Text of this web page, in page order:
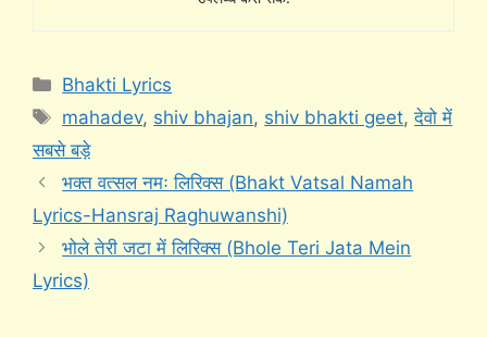
Categories
Bhakti Lyrics
Tags
mahadev, shiv bhajan, shiv bhakti geet,देवो में
सबसे बड़े
भक्त वत्सल नमः लिरिक्स (Bhakt Vatsal Namah
Lyrics-Hansraj Raghuwanshi)
भोले तेरी जटा में लिरिक्स (Bhole Teri Jata Mein
Lyrics)